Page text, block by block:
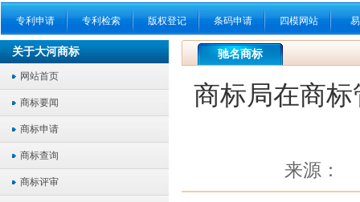
专利申请 专利检索 版权登记 条码申请 四模网站
关于大河商标
网站首页
商标要闻
商标申请
商标查询
商标评审
驰名商标
商标局在商
来源：